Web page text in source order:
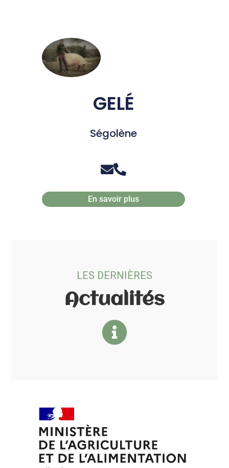
GELÉ
Ségolène
En savoir plus
LES DERNIÈRES
Actualités